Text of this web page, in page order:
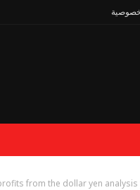
from the dollar yen